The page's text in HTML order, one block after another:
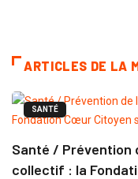
ARTICLES DE LA
SANTÉ
Santé / Prévention
collectif : la